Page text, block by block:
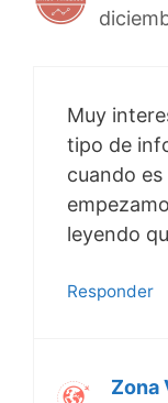
Muy
tipo de
cuando
leyendo
Responder
Zona